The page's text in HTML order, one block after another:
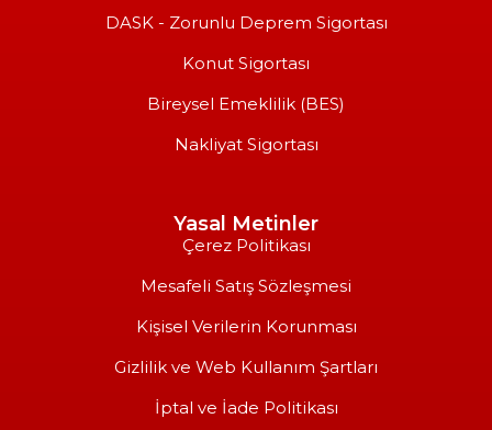
DASK - Zorunlu Deprem Sigortası
Konut Sigortası
Bireysel Emeklilik (BES)
Nakliyat Sigortası
Yasal Metinler
Çerez Politikası
Mesafeli Satış Sözleşmesi
Kişisel Verilerin Korunması
Gizlilik ve Web Kullanım Şartları
İptal ve İade Politikası